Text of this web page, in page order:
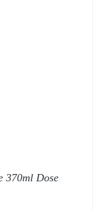
370ml Dose